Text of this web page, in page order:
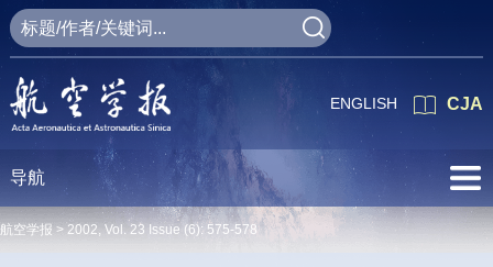
CJA
ENGLISH
导航
航空学报 > 2002, Vol. 23 Issue (6): 575-578